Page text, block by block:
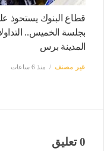
المدينة برس
غير مصنف منذ 6 ساعات
0 تعليق